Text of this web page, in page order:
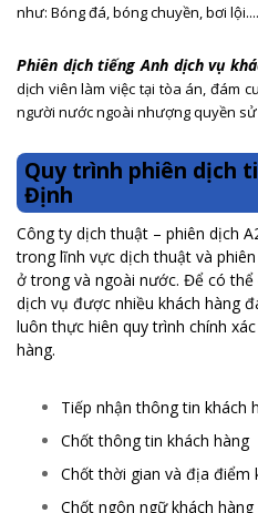
như: Bóng đá, bóng chuyền, bơi
Phiên dịch tiếng Anh dịch vụ
dịch viên làm việc tại tòa án, đám
người nước ngoài nhượng quyền
Quy trình phiên dịch
Định
Công ty dịch thuật – phiên dịch
trong lĩnh vực dịch thuật và
ở trong và ngoài nước. Để có
dịch vụ được nhiều khách hàng
luôn thực hiên quy trình chính
hàng.
Tiếp nhận thông tin khách
Chốt thông tin khách hàng
Chốt thời gian và địa điểm
Chốt ngôn ngữ khách